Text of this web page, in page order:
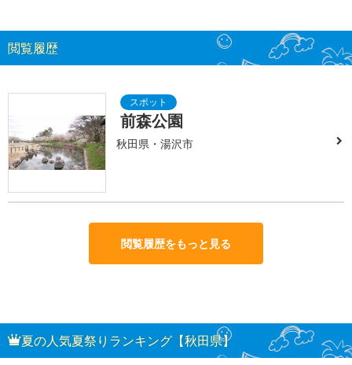
閲覧履歴
前森公園
秋田県・湯沢市
閲覧履歴をもっと見る
夏の人気夏祭りランキング【秋田県】